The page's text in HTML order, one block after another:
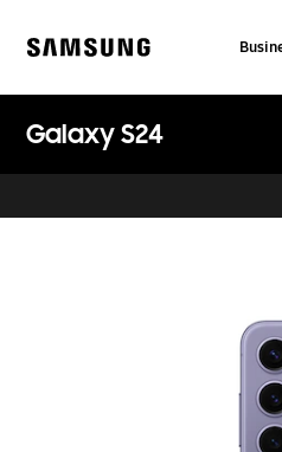
content
Galaxy S24